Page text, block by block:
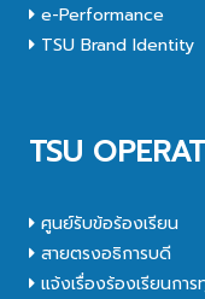
e-Performance
TSU Brand Identity
TSU
ศูนย์รับข้อร้องเรียน
สายตรงอธิการบดี
แจ้งเรื่องร้องเรียนกา